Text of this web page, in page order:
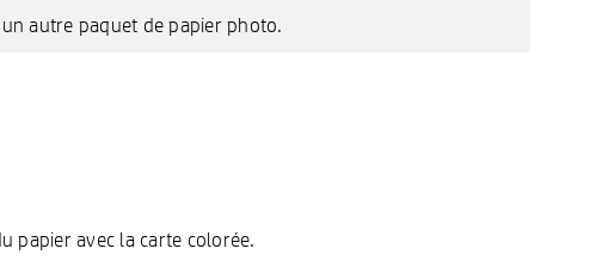
autre paquet de papier photo.
papier avec la carte colorée.